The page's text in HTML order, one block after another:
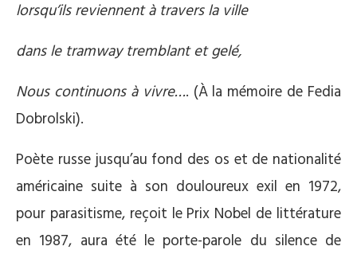
lorsqu’ils reviennent à travers la ville
dans le tramway tremblant et gelé,
Nous continuons à vivre…. (À la mémoire de Fedia
Dobrolski).
Poète russe jusqu’au fond des os et de nationalité
américaine suite à son douloureux exil en 1972,
pour parasitisme, reçoit le Prix Nobel de littérature
en 1987, aura été le porte-parole du silence de